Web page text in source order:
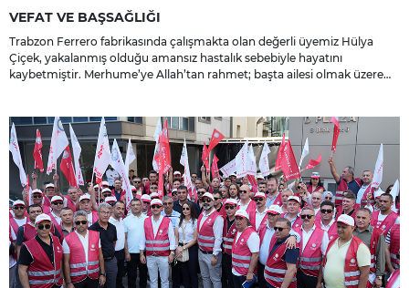
VEFAT VE BAŞSAĞLIĞI
Trabzon Ferrero fabrikasında çalışmakta olan değerli üyemiz Hülya
Çiçek, yakalanmış olduğu amansız hastalık sebebiyle hayatını
kaybetmiştir. Merhume’ye Allah’tan rahmet; başta ailesi olmak üzere